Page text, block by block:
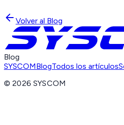
Volver al Blog
Blog
SYSCOMBlogTodos los artículos
©2026 SYSCOM